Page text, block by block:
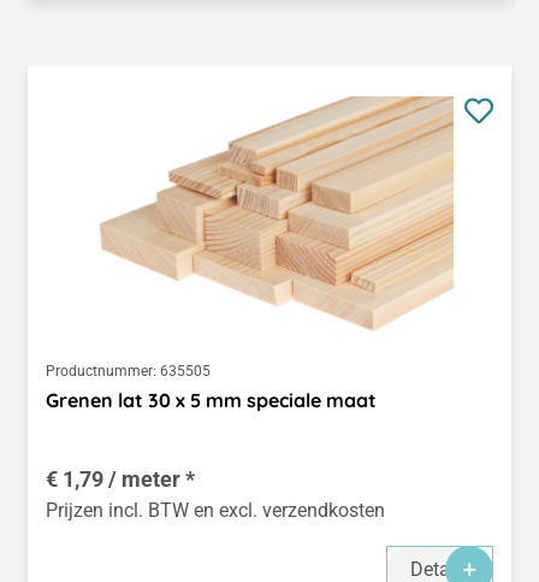
Productnummer: 635505
Grenen lat 30 x 5 mm speciale maat
€ 1,79 / meter *
Prijzen incl. BTW en excl. verzendkosten
Details